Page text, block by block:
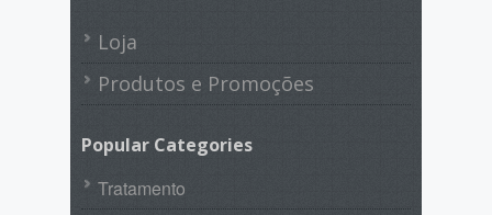
Loja
Produtos e Promoções
Popular Categories
Tratamento